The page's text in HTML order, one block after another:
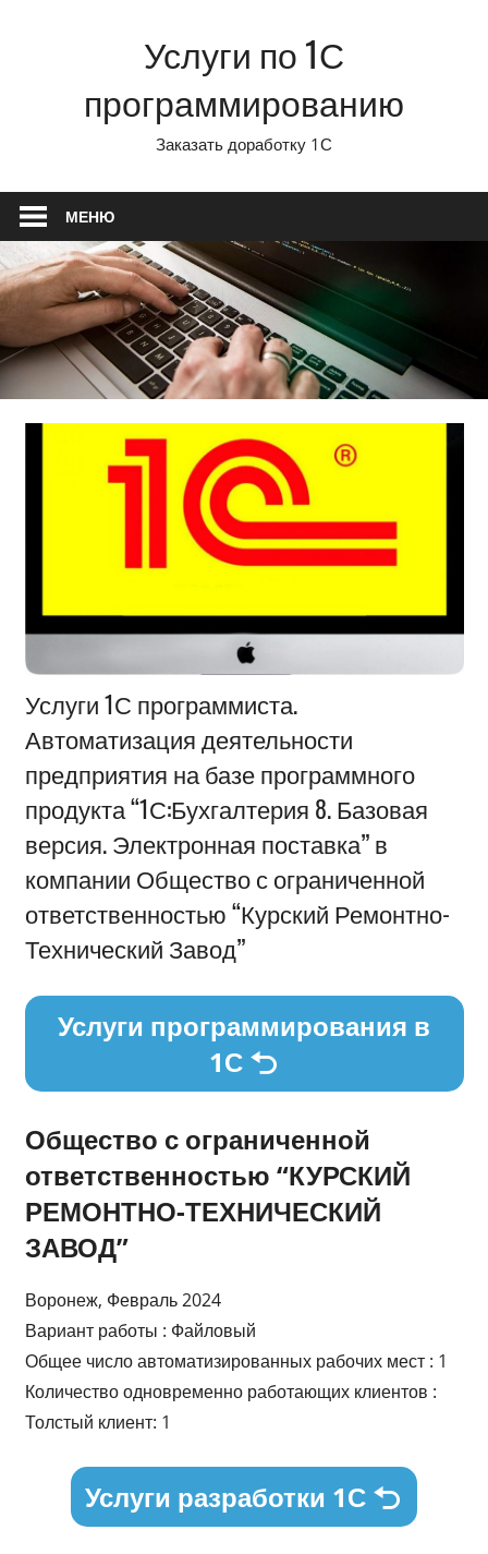
Услуги по 1С
программированию
Заказать доработку 1С
МЕНЮ
Информация
Услуги 1С программиста.
Автоматизация деятельности
предприятия на базе программного
продукта “1С:Бухгалтерия 8. Базовая
версия. Электронная поставка” в
компании Общество с ограниченной
ответственностью “Курский Ремонтно-
Технический Завод”
Услуги программирования в
1С
Общество с ограниченной
ответственностью “КУРСКИЙ
РЕМОНТНО-ТЕХНИЧЕСКИЙ
ЗАВОД”
Воронеж, Февраль 2024
Вариант работы : Файловый
Общее число автоматизированных рабочих мест : 1
Количество одновременно работающих клиентов :
Толстый клиент: 1
Услуги разработки 1С